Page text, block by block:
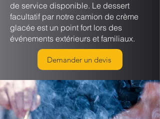
de service disponible. Le dessert
facultatif par notre camion de crème
glacée est un point fort lors des
événements extérieurs et familiaux.
Demander un devis